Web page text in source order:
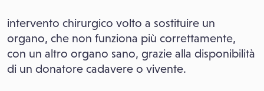
intervento chirurgico volto a sostituire un
organo, che non funziona più correttamente,
con un altro organo sano, grazie alla disponibilità
di un donatore cadavere o vivente.